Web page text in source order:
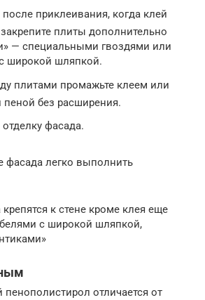
приклеивания, когда клей
плиты дополнительно
— специальными гвоздями или
широкой шляпкой.
плитами промажьте клеем или
без расширения.
фасада.
фасада легко выполнить
к стене кроме клея еще
с широкой шляпкой,
отличается от